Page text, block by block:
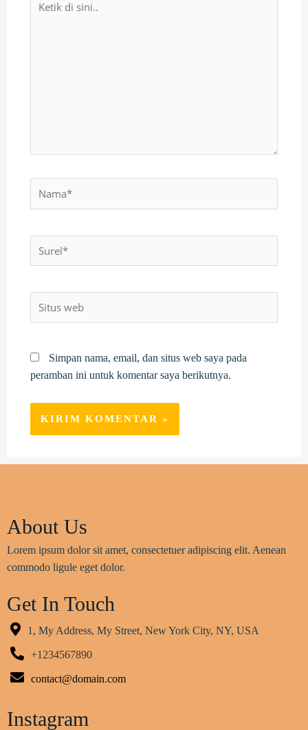
Simpan nama, email, dan situs web saya pada
peramban ini untuk komentar saya berikutnya.
About Us
Lorem ipsum dolor sit amet, consectetuer adipiscing elit. Aenean
commodo ligule eget dolor.
Get In Touch
1, My Address, My Street, New York City, NY, USA
+1234567890
contact@domain.com
Instagram